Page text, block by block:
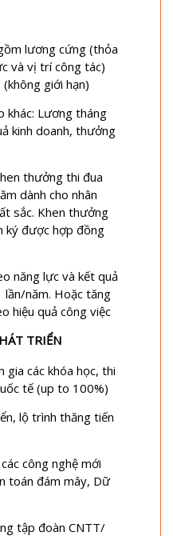
lương cứng (thỏa
và vị trí công tác)
giới hạn)
khác: Lương tháng
kinh doanh, thưởng
thưởng thi đua
dành cho nhân
sắc. Khen thưởng
ký được hợp đồng
năng lực và kết quả
lần/năm. Hoặc tăng
hiệu quả công việc
TRIỂN
gia các khóa học, thi
tế (up to 100%)
lộ trình thăng tiến
công nghệ mới
toán đám mây, Dữ
tập đoàn CNTT/